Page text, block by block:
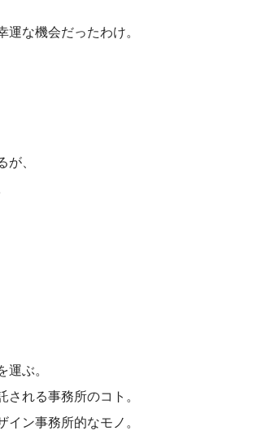
な機会だったわけ。
、
ぶ。
れる事務所のコト。
ン事務所的なモノ。